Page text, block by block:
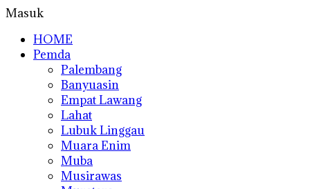
Masuk
HOME
Pemda
Palembang
Banyuasin
Empat Lawang
Lahat
Lubuk Linggau
Muara Enim
Muba
Musirawas